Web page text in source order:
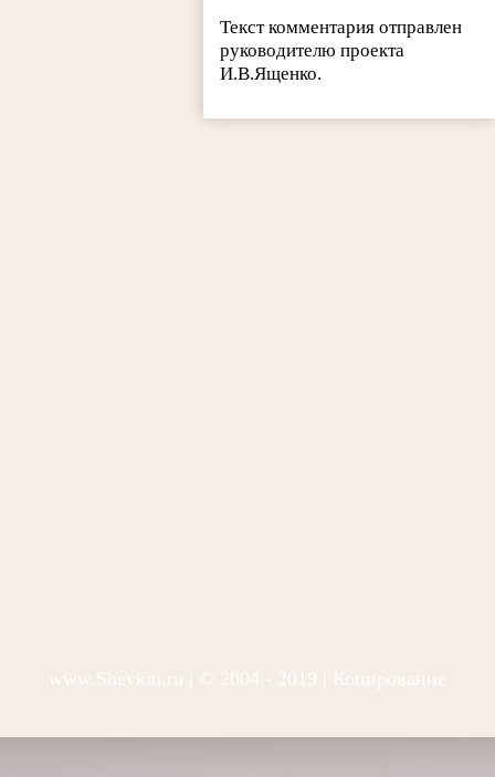
Текст комментария отправлен
руководителю проекта
И.В.Ященко.
www.Shevkin.ru | © 2004 - 2019 | Копирование